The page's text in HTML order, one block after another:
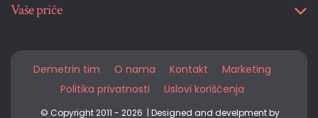
Vaše priče
Demetrin tim O nama Kontakt
Marketing
Politika privatnosti
Uslovi korišćenja
© Copyright 2011 - 2026 | Designed and develpment by